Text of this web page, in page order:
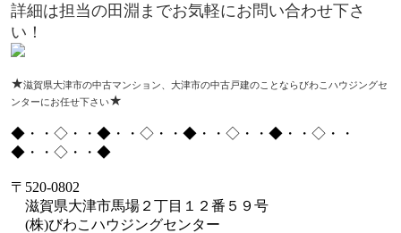
詳細は担当の田淵までお気軽にお問い合わせ下さ
い！
★滋賀県大津市の中古マンション、大津市の中古戸建のことならびわこハウジングセ
ンターにお任せ下さい★
◆・・◇・・◆・・◇・・◆・・◇・・◆・・◇・・
◆・・◇・・◆
〒 520-0802
滋賀県大津市馬場２丁目１２番５９号
(株)びわこハウジングセンター